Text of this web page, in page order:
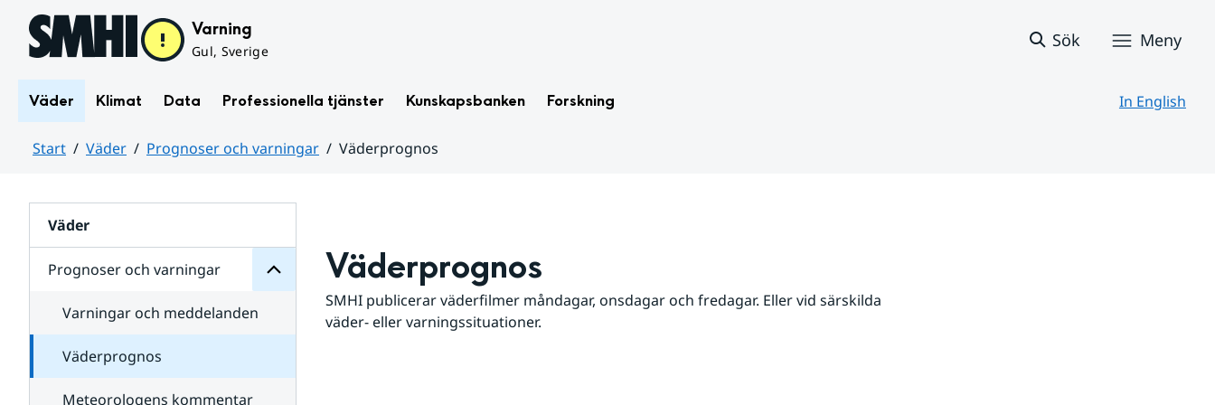
Hoppa till sidans innehåll Varning
Gul, Sverige
Sök Meny
Väder Klimat Data Professionella tjänster Kunskapsbanken Forskning In English
Start Väder Prognoser och varningar
Väderprognos
Väder
Prognoser och varningar
för
varningar
Varningar och meddelanden
Väderprognos
Meteorologens kommentar
Väderprognos
SMHI publicerar väderfilmer måndagar, onsdagar och fredagar. Eller vid särskilda
väder- eller varningssituationer.